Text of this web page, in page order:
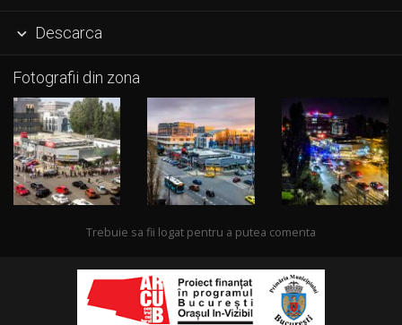
 Descarca
Fotografii din zona
Trebuie sa fii logat pentru a putea comenta